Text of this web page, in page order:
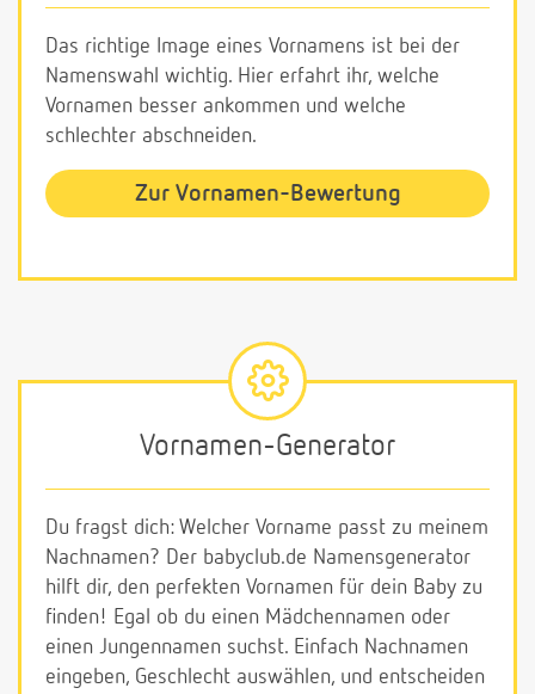
Das richtige Image eines Vornamens ist bei der
Namenswahl wichtig. Hier erfahrt ihr, welche
Vornamen besser ankommen und welche
schlechter abschneiden.
Zur Vornamen-Bewertung
Vornamen-Generator
Du fragst dich: Welcher Vorname passt zu meinem
Nachnamen? Der babyclub.de Namensgenerator
hilft dir, den perfekten Vornamen für dein Baby zu
finden! Egal ob du einen Mädchennamen oder
einen Jungennamen suchst. Einfach Nachnamen
eingeben, Geschlecht auswählen, und entscheiden